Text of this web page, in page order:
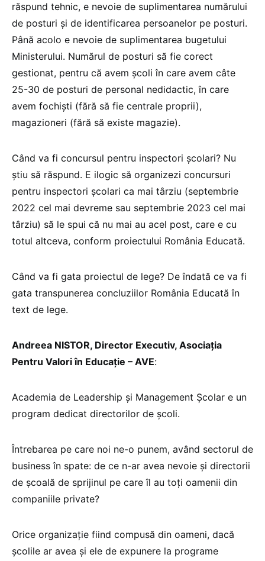
răspund tehnic, e nevoie de suplimentarea numărului
de posturi și de identificarea persoanelor pe posturi.
Până acolo e nevoie de suplimentarea bugetului
Ministerului. Numărul de posturi să fie corect
gestionat, pentru că avem școli în care avem câte
25-30 de posturi de personal nedidactic, în care
avem fochiști (fără să fie centrale proprii),
magazioneri (fără să existe magazie).
Când va fi concursul pentru inspectori școlari? Nu
știu să răspund. E ilogic să organizezi concursuri
pentru inspectori școlari ca mai târziu (septembrie
2022 cel mai devreme sau septembrie 2023 cel mai
târziu) să le spui că nu mai au acel post, care e cu
totul altceva, conform proiectului România Educată.
Când va fi gata proiectul de lege? De îndată ce va fi
gata transpunerea concluziilor România Educată în
text de lege.
Andreea NISTOR, Director Executiv, Asociația
Pentru Valori în Educație – AVE:
Academia de Leadership și Management Școlar e un
program dedicat directorilor de școli.
Întrebarea pe care noi ne-o punem, având sectorul de
business în spate: de ce n-ar avea nevoie și directorii
de școală de sprijinul pe care îl au toți oamenii din
companiile private?
Orice organizație fiind compusă din oameni, dacă
școlile ar avea și ele de expunere la programe